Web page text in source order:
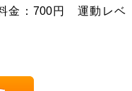
金：700円 運動レベ